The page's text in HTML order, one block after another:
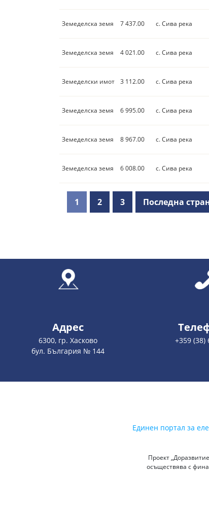
Земеделска земя 7 437.00 с. Сива река
Земеделска земя 4 021.00 с. Сива река
Земеделски имот 3 112.00 с. Сива река
Земеделска земя 6 995.00 с. Сива река
Земеделска земя 8 967.00 с. Сива река
Земеделска земя 6 008.00 с. Сива река
1 2 3 Последна
Адрес
6300, гр. Хасково
бул. България № 144
+359 (38)
Единен портал за
Проект
осъществява с